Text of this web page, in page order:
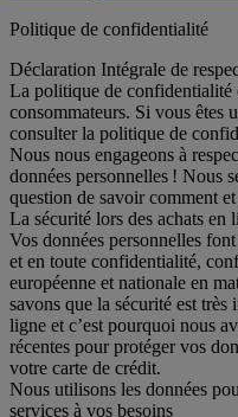
Politique de confidentialité
Déclaration Intégrale de
La politique de confidentialité
consommateurs. Si vous êtes
consulter la politique de
Nous nous engageons à
données personnelles ! Nous
question de savoir comment
La sécurité lors des achats en
Vos données personnelles
et en toute confidentialité,
européenne et nationale en
savons que la sécurité est très
ligne et c’est pourquoi nous
récentes pour protéger vos
votre carte de crédit.
Nous utilisons les données
services à vos besoins